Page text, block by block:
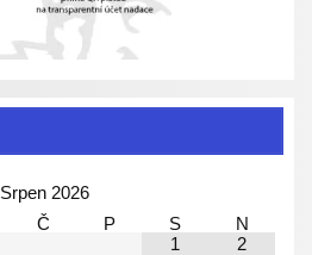
Srpen 2026
Č P S
N
1
2